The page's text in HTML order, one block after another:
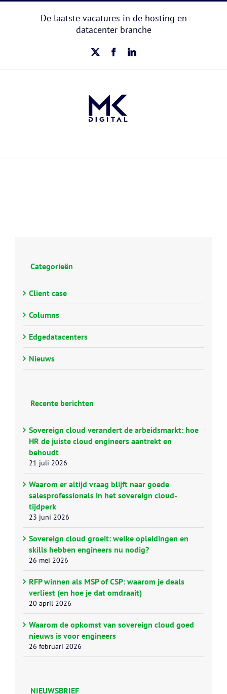
De laatste vacatures in de hosting en
datacenter branche
X FacebookLinkedIn
Categorieën
Client case
Columns
Edgedatacenters
Nieuws
Recente berichten
Sovereign cloud verandert de arbeidsmarkt: hoe
HR de juiste cloud engineers aantrekt en
behoudt
21 juli 2026
Waarom er altijd vraag blijft naar goede
salesprofessionals in het sovereign cloud-
tijdperk
23 juni 2026
Sovereign cloud groeit: welke opleidingen en
skills hebben engineers nu nodig?
26 mei 2026
RFP winnen als MSP of CSP: waarom je deals
verliest (en hoe je dat omdraait)
20 april 2026
Waarom de opkomst van sovereign cloud goed
nieuws is voor engineers
26 februari 2026
NIEUWSBRIEF